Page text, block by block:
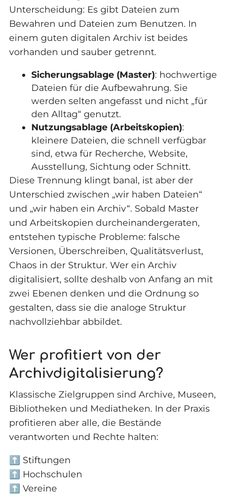
Unterscheidung: Es gibt Dateien zum
Bewahren und Dateien zum Benutzen. In
einem guten digitalen Archiv ist beides
vorhanden und sauber getrennt.
Sicherungsablage (Master): hochwertige
Dateien für die Aufbewahrung. Sie
werden selten angefasst und nicht „für
den Alltag“ genutzt.
Nutzungsablage (Arbeitskopien):
kleinere Dateien, die schnell verfügbar
sind, etwa für Recherche, Website,
Ausstellung, Sichtung oder Schnitt.
Diese Trennung klingt banal, ist aber der
Unterschied zwischen „wir haben Dateien“
und „wir haben ein Archiv“. Sobald Master
und Arbeitskopien durcheinandergeraten,
entstehen typische Probleme: falsche
Versionen, Überschreiben, Qualitätsverlust,
Chaos in der Struktur. Wer ein Archiv
digitalisiert, sollte deshalb von Anfang an mit
zwei Ebenen denken und die Ordnung so
gestalten, dass sie die analoge Struktur
nachvollziehbar abbildet.
Wer profitiert von der
Archivdigitalisierung?
Klassische Zielgruppen sind Archive, Museen,
Bibliotheken und Mediatheken. In der Praxis
profitieren aber alle, die Bestände
verantworten und Rechte halten:
⬆️ Stiftungen
⬆️ Hochschulen
⬆️ Vereine